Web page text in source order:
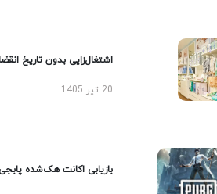
اشتغال‌زایی بدون تاریخ انقضا
20 تیر 1405
بازیابی اکانت هک‌شده پابجی